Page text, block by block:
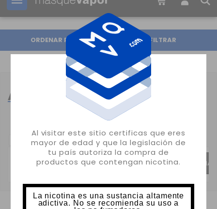
Al visitar este sitio certificas que eres
mayor de edad y que la legislación de
tu país autoriza la compra de
productos que contengan nicotina.
La nicotina es una sustancia altamente
adictiva. No se recomienda su uso a
Tu pedido puede ser enviado en 40m: 32s
ORDENAR POR FILTRAR
AROMAS POR MARCA
SUBCATEGORIAS:
AROMAS ATMOS LAB AROMAS T-JUICE